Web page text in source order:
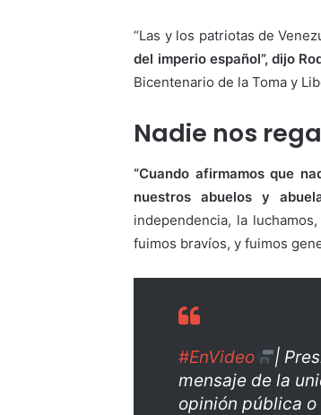
“Las y los patriotas de
del imperio español”, dijo
Bicentenario de la Toma y
Nadie nos
“Cuando afirmamos que
nuestros abuelos y
independencia, la
fuimos bravíos, y fuimos
#EnVideo |
mensaje de la
opinión pública